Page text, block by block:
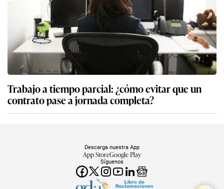
Trabajo a tiempo parcial: ¿cómo evitar que un
contrato pase a jornada completa?
Síguenos
Descarga nuestra App
App StoreGoogle Play